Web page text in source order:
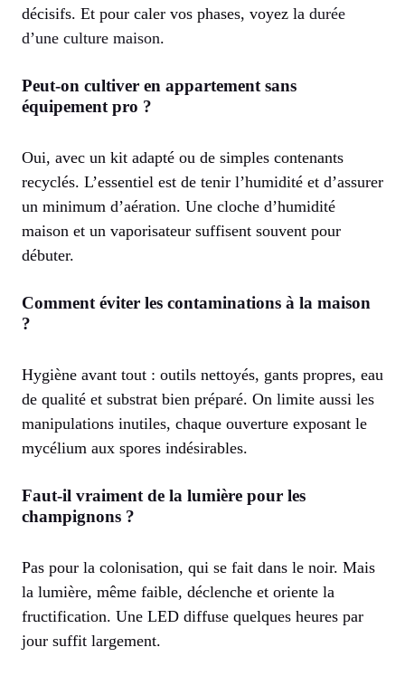
décisifs. Et pour caler vos phases, voyez la durée
d’une culture maison.
Peut-on cultiver en appartement sans
équipement pro ?
Oui, avec un kit adapté ou de simples contenants
recyclés. L’essentiel est de tenir l’humidité et d’assurer
un minimum d’aération. Une cloche d’humidité
maison et un vaporisateur suffisent souvent pour
débuter.
Comment éviter les contaminations à la maison
?
Hygiène avant tout : outils nettoyés, gants propres, eau
de qualité et substrat bien préparé. On limite aussi les
manipulations inutiles, chaque ouverture exposant le
mycélium aux spores indésirables.
Faut-il vraiment de la lumière pour les
champignons ?
Pas pour la colonisation, qui se fait dans le noir. Mais
la lumière, même faible, déclenche et oriente la
fructification. Une LED diffuse quelques heures par
jour suffit largement.